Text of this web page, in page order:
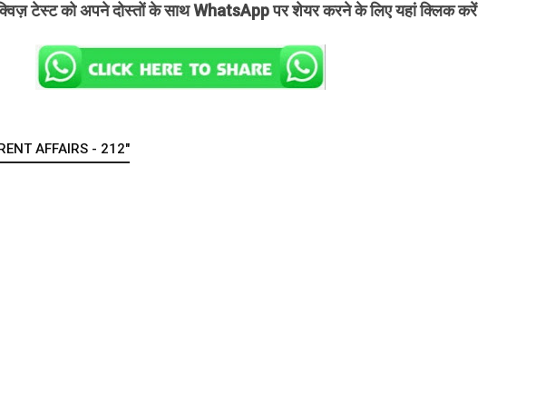
टेस्ट को अपने दोस्तों के साथ WhatsApp पर शेयर करने के लिए यहां क्लिक करें
AFFAIRS - 212"